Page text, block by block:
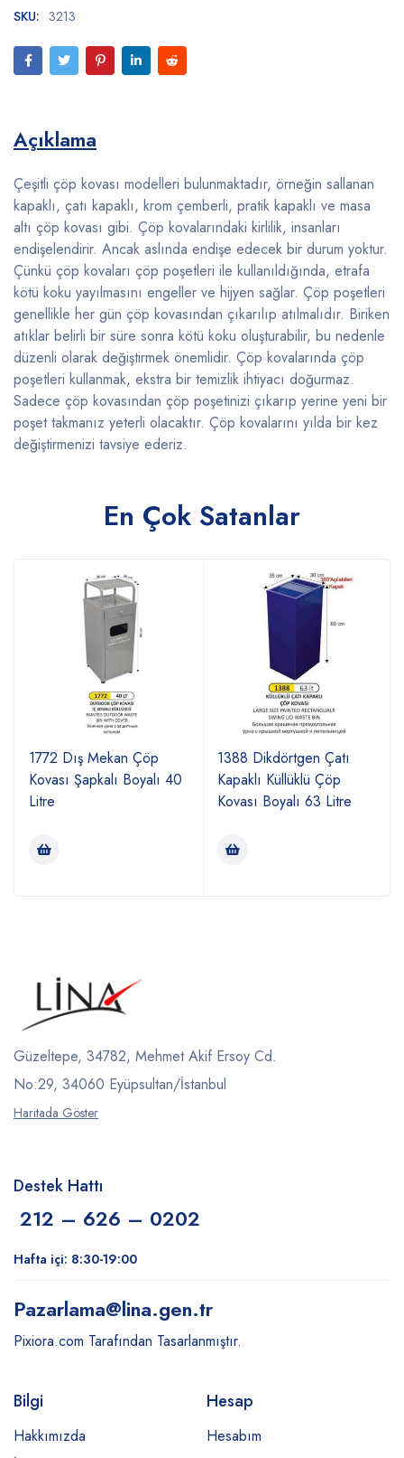
SKU: 3213
Açıklama
Çeşitli çöp kovası modelleri bulunmaktadır, örneğin sallanan
kapaklı, çatı kapaklı, krom çemberli, pratik kapaklı ve masa
altı çöp kovası gibi. Çöp kovalarındaki kirlilik, insanları
endişelendirir. Ancak aslında endişe edecek bir durum yoktur.
Çünkü çöp kovaları çöp poşetleri ile kullanıldığında, etrafa
kötü koku yayılmasını engeller ve hijyen sağlar. Çöp poşetleri
genellikle her gün çöp kovasından çıkarılıp atılmalıdır. Biriken
atıklar belirli bir süre sonra kötü koku oluşturabilir, bu nedenle
düzenli olarak değiştirmek önemlidir. Çöp kovalarında çöp
poşetleri kullanmak, ekstra bir temizlik ihtiyacı doğurmaz.
Sadece çöp kovasından çöp poşetinizi çıkarıp yerine yeni bir
poşet takmanız yeterli olacaktır. Çöp kovalarını yılda bir kez
değiştirmenizi tavsiye ederiz.
En Çok Satanlar
1772 Dış Mekan Çöp
Kovası Şapkalı Boyalı 40
Litre
1388 Dikdörtgen Çatı
Kapaklı Küllüklü Çöp
Kovası Boyalı 63 Litre
Güzeltepe, 34782, Mehmet Akif Ersoy Cd.
No:29, 34060 Eyüpsultan/İstanbul
Haritada Göster
Destek Hattı
212 – 626 – 0202
Hafta içi: 8:30-19:00
Pazarlama@lina.gen.tr
Pixiora.com Tarafından Tasarlanmıştır.
Bilgi
Hakkımızda
Hesap
Hesabım